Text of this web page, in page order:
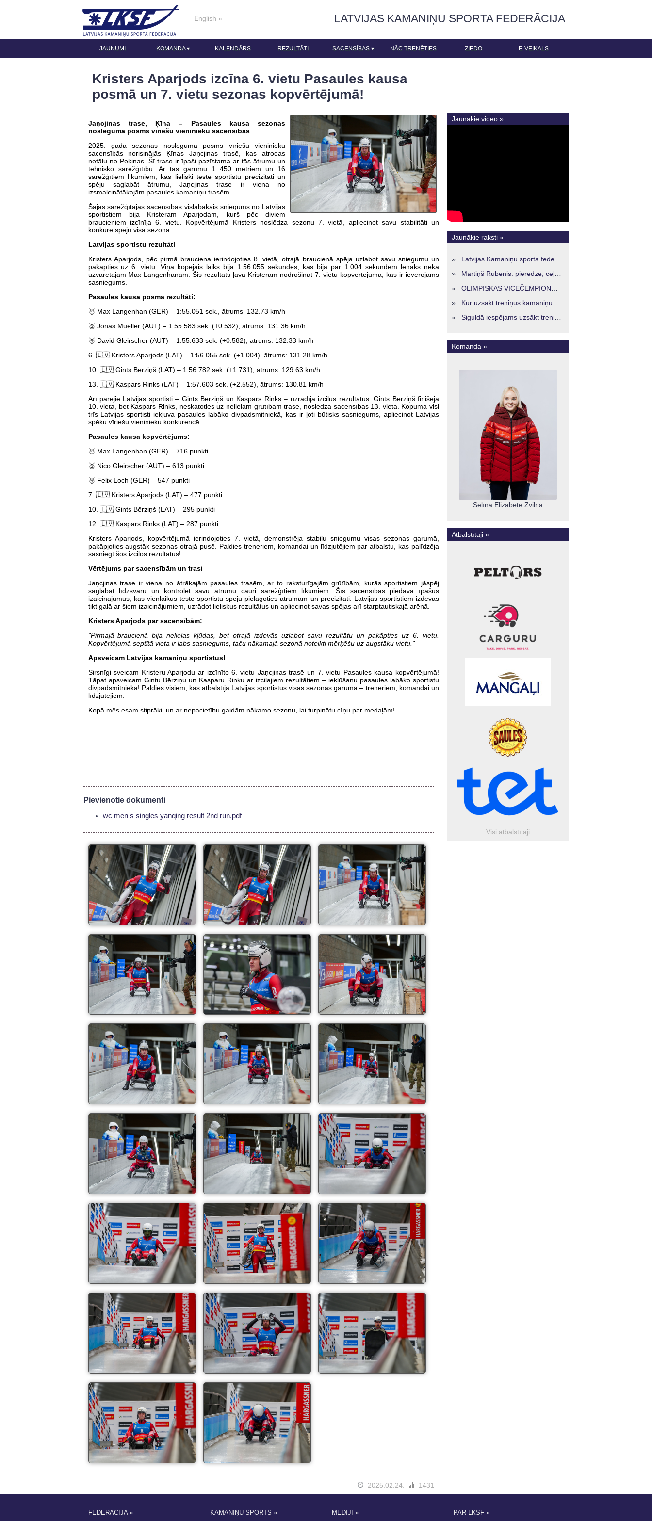
English » LATVIJAS KAMANIŅU SPORTA FEDERĀCIJA
JAUNUMI KOMANDA▾ KALENDĀRS REZULTĀTI SACENSĪBAS ▾ NĀC TRENĒTIES ZIEDO E-VEIKALS
Kristers Aparjods izcīna 6. vietu Pasaules kausa
posmā un 7. vietu sezonas kopvērtējumā!
Jaņcjinas trase, Ķīna – Pasaules kausa sezonas
noslēguma posms vīriešu vieninieku sacensībās
2025. gada sezonas noslēguma posms vīriešu vieninieku
sacensībās norisinājās Ķīnas Jaņcjinas trasē, kas atrodas
netālu no Pekinas. Šī trase ir īpaši pazīstama ar tās ātrumu un
tehnisko sarežģītību. Ar tās garumu 1 450 metriem un 16
sarežģītiem līkumiem, kas lieliski testē sportistu precizitāti un
spēju saglabāt ātrumu, Jaņcjinas trase ir viena no
izsmalcinātākajām pasaules kamaniņu trasēm.
Šajās sarežģītajās sacensībās vislabākais sniegums no Latvijas
sportistiem bija Kristeram Aparjodam, kurš pēc diviem
braucieniem izcīnīja 6. vietu. Kopvērtējumā Kristers noslēdza sezonu 7. vietā, apliecinot savu stabilitāti un
konkurētspēju visā sezonā.
Latvijas sportistu rezultāti
Kristers Aparjods, pēc pirmā brauciena ierindojoties 8. vietā, otrajā braucienā spēja uzlabot savu sniegumu un
pakāpties uz 6. vietu. Viņa kopējais laiks bija 1:56.055 sekundes, kas bija par 1.004 sekundēm lēnāks nekā
uzvarētājam Max Langenhanam. Šis rezultāts ļāva Kristeram nodrošināt 7. vietu kopvērtējumā, kas ir ievērojams
sasniegums.
Pasaules kausa posma rezultāti:
🥇 Max Langenhan (GER) – 1:55.051 sek., ātrums: 132.73 km/h
🥈 Jonas Mueller (AUT) – 1:55.583 sek. (+0.532), ātrums: 131.36 km/h
🥉 David Gleirscher (AUT) – 1:55.633 sek. (+0.582), ātrums: 132.33 km/h
6. 🇱🇻 Kristers Aparjods (LAT) – 1:56.055 sek. (+1.004), ātrums: 131.28 km/h
10. 🇱🇻 Gints Bērziņš (LAT) – 1:56.782 sek. (+1.731), ātrums: 129.63 km/h
13. 🇱🇻 Kaspars Rinks (LAT) – 1:57.603 sek. (+2.552), ātrums: 130.81 km/h
Arī pārējie Latvijas sportisti – Gints Bērziņš un Kaspars Rinks – uzrādīja izcilus rezultātus. Gints Bērziņš finišēja
10. vietā, bet Kaspars Rinks, neskatoties uz nelielām grūtībām trasē, noslēdza sacensības 13. vietā. Kopumā visi
trīs Latvijas sportisti iekļuva pasaules labāko divpadsmitniekā, kas ir ļoti būtisks sasniegums, apliecinot Latvijas
spēku vīriešu vieninieku konkurencē.
Pasaules kausa kopvērtējums:
🥇 Max Langenhan (GER) – 716 punkti
🥈 Nico Gleirscher (AUT) – 613 punkti
🥉 Felix Loch (GER) – 547 punkti
7. 🇱🇻 Kristers Aparjods (LAT) – 477 punkti
10. 🇱🇻 Gints Bērziņš (LAT) – 295 punkti
12. 🇱🇻 Kaspars Rinks (LAT) – 287 punkti
Kristers Aparjods, kopvērtējumā ierindojoties 7. vietā, demonstrēja stabilu sniegumu visas sezonas garumā,
pakāpjoties augstāk sezonas otrajā pusē. Paldies treneriem, komandai un līdzjutējiem par atbalstu, kas palīdzēja
sasniegt šos izcilos rezultātus!
Vērtējums par sacensībām un trasi
Jaņcjinas trase ir viena no ātrākajām pasaules trasēm, ar to raksturīgajām grūtībām, kurās sportistiem jāspēj
saglabāt līdzsvaru un kontrolēt savu ātrumu cauri sarežģītiem līkumiem. Šīs sacensības piedāvā īpašus
izaicinājumus, kas vienlaikus testē sportistu spēju pielāgoties ātrumam un precizitāti. Latvijas sportistiem izdevās
tikt galā ar šiem izaicinājumiem, uzrādot lieliskus rezultātus un apliecinot savas spējas arī starptautiskajā arēnā.
Kristers Aparjods par sacensībām:
"Pirmajā braucienā bija nelielas kļūdas, bet otrajā izdevās uzlabot savu rezultātu un pakāpties uz 6. vietu.
Kopvērtējumā septītā vieta ir labs sasniegums, taču nākamajā sezonā noteikti mērķēšu uz augstāku vietu."
Apsveicam Latvijas kamaniņu sportistus!
Sirsnīgi sveicam Kristeru Aparjodu ar izcīnīto 6. vietu Jaņcjinas trasē un 7. vietu Pasaules kausa kopvērtējumā!
Tāpat apsveicam Gintu Bērziņu un Kasparu Rinku ar izcilajiem rezultātiem – iekļūšanu pasaules labāko sportistu
divpadsmitniekā! Paldies visiem, kas atbalstīja Latvijas sportistus visas sezonas garumā – treneriem, komandai un
līdzjutējiem.
Kopā mēs esam stiprāki, un ar nepacietību gaidām nākamo sezonu, lai turpinātu cīņu par medaļām!
Pievienotie dokumenti
wc men s singles yanqing result 2nd run.pdf
2025.02.24. 1431
Jaunākie video »
Jaunākie raksti »
» Latvijas Kamaniņu sporta federācijā ievēlēta vadība nākamajam četru gadu termiņam
» Mārtiņš Rubenis: pieredze, ceļš un skatījums uz Latvijas kamaniņu sportu
»OLIMPISKĀS VICEČEMPIONES ENERĢIJA TURPINĀS ARĪ STARPSEZONĀ
» Kur uzsākt treniņus kamaniņu sportā Latvijā? Iespējas jaunajiem sportistiem visos reģionos
»Siguldā iespējams uzsākt treniņus kamaniņu sportā – vide, kur veidojas nākamā sportistu paaudze
Komanda »
Selīna Elizabete Zvilna
Atbalstītāji »
Visi atbalstītāji
FEDERĀCIJA » KAMANIŅU SPORTS » MEDIJI » PAR LKSF »